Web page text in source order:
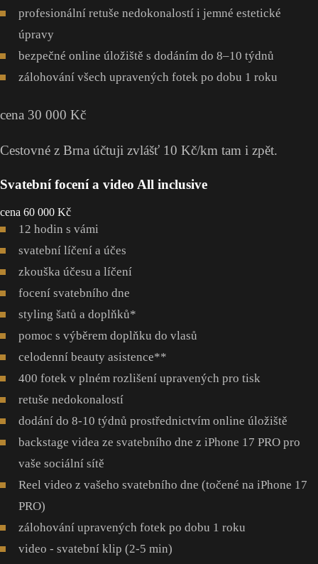
profesionální retuše nedokonalostí i jemné estetické
úpravy
bezpečné online úložiště s dodáním do 8–10 týdnů
zálohování všech upravených fotek po dobu 1 roku
cena 30 000 Kč
Cestovné z Brna účtuji zvlášť 10 Kč/km tam i zpět.
Svatební focení a video All inclusive
cena 60 000 Kč
12 hodin s vámi
svatební líčení a účes
zkouška účesu a líčení
focení svatebního dne
styling šatů a doplňků*
pomoc s výběrem doplňku do vlasů
celodenní beauty asistence**
400 fotek v plném rozlišení upravených pro tisk
retuše nedokonalostí
dodání do 8-10 týdnů prostřednictvím online úložiště
backstage videa ze svatebního dne z iPhone 17 PRO pro
vaše sociální sítě
Reel video z vašeho svatebního dne (točené na iPhone 17
PRO)
zálohování upravených fotek po dobu 1 roku
video - svatební klip (2-5 min)